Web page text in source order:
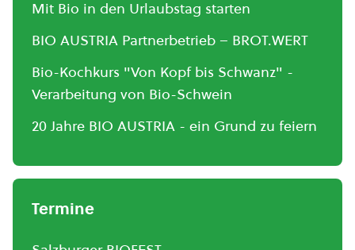
Mit Bio in den Urlaubstag starten
BIO AUSTRIA Partnerbetrieb – BROT.WERT
Bio-Kochkurs "Von Kopf bis Schwanz" -
Verarbeitung von Bio-Schwein
20 Jahre BIO AUSTRIA - ein Grund zu feiern
Termine